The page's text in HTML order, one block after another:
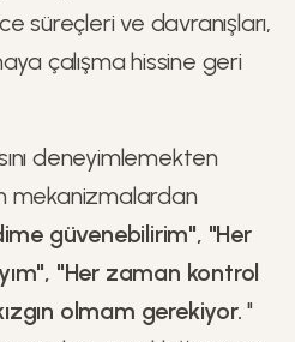
süreçleri ve davranışları,
çalışma hissine geri
deneyimlemekten
mekanizmalardan
güvenebilirim", "Her
"Her zaman kontrol
olmam gerekiyor. "